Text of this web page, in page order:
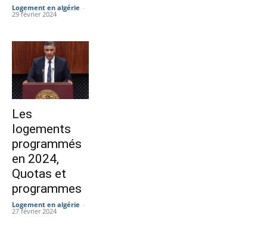
Logement en algérie -
29 février 2024
Les
logements
programmés
en 2024,
Quotas et
programmes
Logement en algérie -
27 février 2024